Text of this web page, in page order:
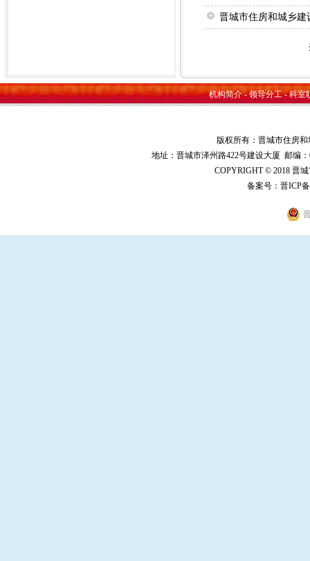
晋城市住房和城乡建
机构简介-领导分工-科室
版权所有：晋城市住房
地址：晋城市泽州路422号建设大厦 邮编：
COPYRIGHT © 2018 晋
备案号： 晋ICP